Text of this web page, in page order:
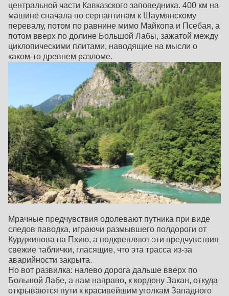
центральной части Кавказского заповедника. 400 км на
машине сначала по серпантинам к Шаумянскому
перевалу, потом по равнине мимо Майкопа и Псебая, а
потом вверх по долине Большой Лабы, зажатой между
циклопическими плитами, наводящие на мысли о
каком-то древнем разломе.
Мрачные предчувствия одолевают путника при виде
следов паводка, играючи размывшего полдороги от
Курджинова на Пхию, а подкрепляют эти предчувствия
свежие таблички, гласящие, что эта трасса из-за
аварийности закрыта.
Но вот развилка: налево дорога дальше вверх по
Большой Лабе, а нам направо, к кордону Закан, откуда
открываются пути к красивейшим уголкам Западного